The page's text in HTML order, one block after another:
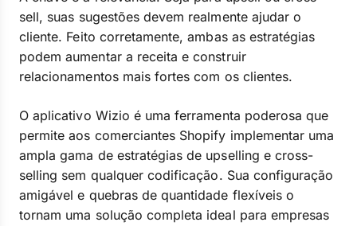
sell, suas sugestões devem realmente ajudar o
cliente. Feito corretamente, ambas as estratégias
podem aumentar a receita e construir
relacionamentos mais fortes com os clientes.
O aplicativo Wizio é uma ferramenta poderosa que
permite aos comerciantes Shopify implementar uma
ampla gama de estratégias de upselling e cross-
selling sem qualquer codificação. Sua configuração
amigável e quebras de quantidade flexíveis o
tornam uma solução completa ideal para empresas